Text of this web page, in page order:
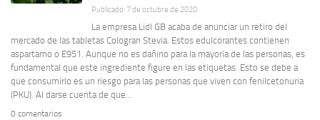
Publicado: 7 de octubre de 2020
La empresa Lidl GB acaba de anunciar un retiro del
mercado de las tabletas Cologran Stevia. Estos edulcorantes contienen
aspartamo o E951. Aunque no es dañino para la mayoría de las personas, es
fundamental que este ingrediente figure en las etiquetas. Esto se debe a
que consumirlo es un riesgo para las personas que viven con fenilcetonuria
(PKU). Al darse cuenta de que...
0 comentarios